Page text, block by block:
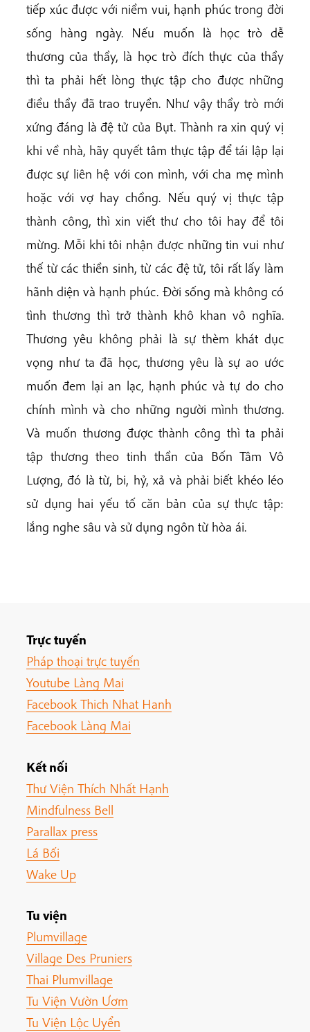
tiếp xúc được với niềm vui, hạnh phúc trong đời
sống hàng ngày. Nếu muốn là học trò dễ
thương của thầy, là học trò đích thực của thầy
thì ta phải hết lòng thực tập cho được những
điều thầy đã trao truyền. Như vậy thầy trò mới
xứng đáng là đệ tử của Bụt. Thành ra xin quý vị
khi về nhà, hãy quyết tâm thực tập để tái lập lại
được sự liên hệ với con mình, với cha mẹ mình
hoặc với vợ hay chồng. Nếu quý vị thực tập
thành công, thì xin viết thư cho tôi hay để tôi
mừng. Mỗi khi tôi nhận được những tin vui như
thế từ các thiền sinh, từ các đệ tử, tôi rất lấy làm
hãnh diện và hạnh phúc. Đời sống mà không có
tình thương thì trở thành khô khan vô nghĩa.
Thương yêu không phải là sự thèm khát dục
vọng như ta đã học, thương yêu là sự ao ước
muốn đem lại an lạc, hạnh phúc và tự do cho
chính mình và cho những người mình thương.
Và muốn thương được thành công thì ta phải
tập thương theo tinh thần của Bốn Tâm Vô
Lượng, đó là từ, bi, hỷ, xả và phải biết khéo léo
sử dụng hai yếu tố căn bản của sự thực tập:
lắng nghe sâu và sử dụng ngôn từ hòa ái.
Trực tuyến
Pháp thoại trực tuyến
Youtube Làng Mai
Facebook Thich Nhat Hanh
Facebook Làng Mai
Kết nối
Thư Viện Thích Nhất Hạnh
Mindfulness Bell
Parallax press
Lá Bối
Wake Up
Tu viện
Plumvillage
Village Des Pruniers
Thai Plumvillage
Tu Viện Vườn Ươm
Tu Viện Lộc Uyển